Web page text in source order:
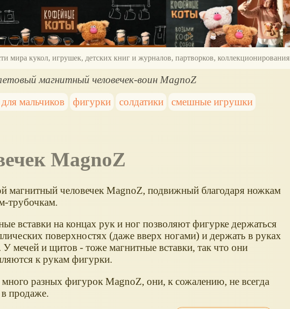
мира кукол, игрушек, детских книг и журналов, партворков, коллекционирования
магнитный человечек-воин MagnoZ
мальчиков фигурки солдатики смешные игрушки
MagnoZ
магнитный человечек MagnoZ, подвижный благодаря ножкам
трубочкам.
вставки на концах рук и ног позволяют фигурке держаться
поверхностях (даже вверх ногами) и держать в руках
мечей и щитов - тоже магнитные вставки, так что они
к рукам фигурки.
разных фигурок MagnoZ, они, к сожалению, не всегда
продаже.